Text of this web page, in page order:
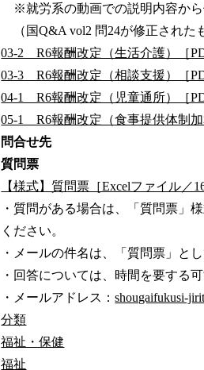
※就労系の動画での説明内容から
（国Q&A vol2 問24が修正された
03-2 R6報酬改定（生活介護）［
03-3 R6報酬改定（相談支援）［
04-1 R6報酬改定（児童通所）［
05-1 R6報酬改定（食事提供体制加
問合せ先
質問票
【様式】質問票［Excelファイル／
・質問がある場合は、「質問票」
ください。
・メールの件名は、「質問票」とし
・回答については、時間を要する
・メールアドレス：shougaifukusi-
分類
福祉・保健
福祉